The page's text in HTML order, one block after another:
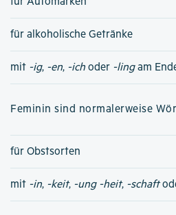
für alkoholische Getränke
mit -ig, -en, -ich oder -lingam
Feminin sind normalerweise
für Obstsorten
mit -in, -keit, -ung -heit, -schaft